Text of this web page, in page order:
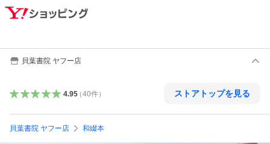
貝葉書院 ヤフー店
4.95（40件） ストアトップを見る
貝葉書院 ヤフー店 和綴本